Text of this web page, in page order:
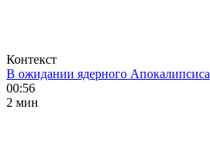
Контекст
В ожидании ядерного Апокалипсиса
00:56
2 мин